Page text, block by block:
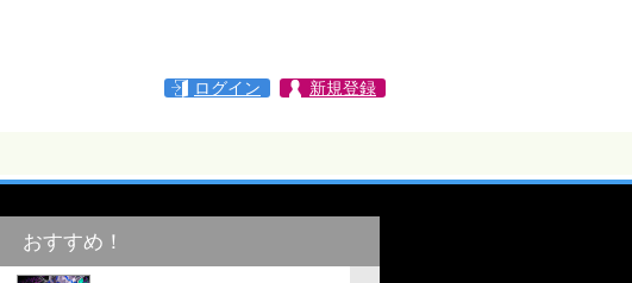
ログイン 新規登録
おすすめ！